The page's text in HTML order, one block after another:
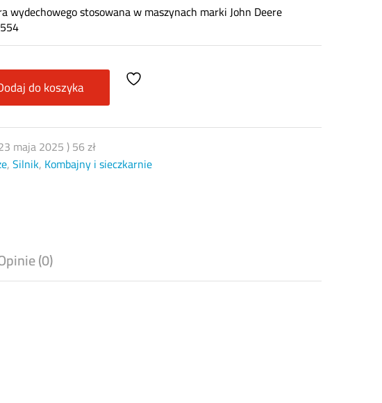
wydechowego stosowana w maszynach marki John Deere
do koszyka
maja 2025)56zł
,Silnik, Kombajny i sieczkarnie
(0)